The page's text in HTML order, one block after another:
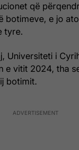
që
botimeve, e jo
tyre.
Universiteti i
e vitit 2024, tha
botimit.